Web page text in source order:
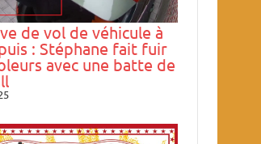
de vol de véhicule à
: Stéphane fait fuir
avec une batte de